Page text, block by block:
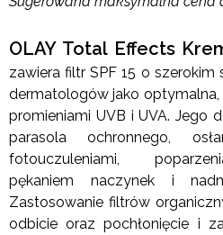
OLAY Total Effects
zawiera filtr SPF 15 o
dermatologów jako
promieniami UVB i UVA. Jego
parasola ochronnego,
fotouczuleniami,
pękaniem naczynek i
Zastosowanie filtrów
odbicie oraz pochłonięcie i